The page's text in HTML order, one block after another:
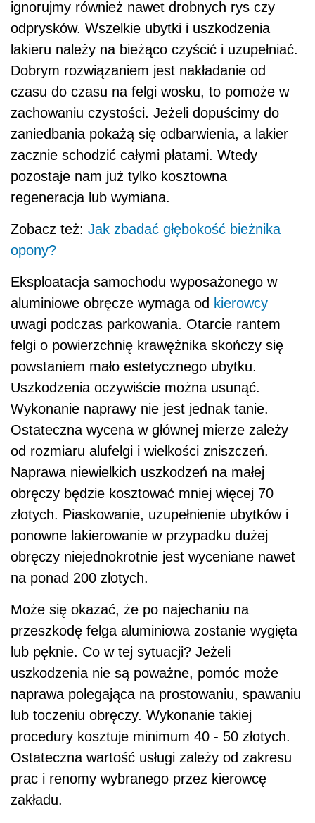
ignorujmy również nawet drobnych rys czy
odprysków. Wszelkie ubytki i uszkodzenia
lakieru należy na bieżąco czyścić i uzupełniać.
Dobrym rozwiązaniem jest nakładanie od
czasu do czasu na felgi wosku, to pomoże w
zachowaniu czystości. Jeżeli dopuścimy do
zaniedbania pokażą się odbarwienia, a lakier
zacznie schodzić całymi płatami. Wtedy
pozostaje nam już tylko kosztowna
regeneracja lub wymiana.
Zobacz też: Jak zbadać głębokość bieżnika
opony?
Eksploatacja samochodu wyposażonego w
aluminiowe obręcze wymaga od kierowcy
uwagi podczas parkowania. Otarcie rantem
felgi o powierzchnię krawężnika skończy się
powstaniem mało estetycznego ubytku.
Uszkodzenia oczywiście można usunąć.
Wykonanie naprawy nie jest jednak tanie.
Ostateczna wycena w głównej mierze zależy
od rozmiaru alufelgi i wielkości zniszczeń.
Naprawa niewielkich uszkodzeń na małej
obręczy będzie kosztować mniej więcej 70
złotych. Piaskowanie, uzupełnienie ubytków i
ponowne lakierowanie w przypadku dużej
obręczy niejednokrotnie jest wyceniane nawet
na ponad 200 złotych.
Może się okazać, że po najechaniu na
przeszkodę felga aluminiowa zostanie wygięta
lub pęknie. Co w tej sytuacji? Jeżeli
uszkodzenia nie są poważne, pomóc może
naprawa polegająca na prostowaniu, spawaniu
lub toczeniu obręczy. Wykonanie takiej
procedury kosztuje minimum 40 - 50 złotych.
Ostateczna wartość usługi zależy od zakresu
prac i renomy wybranego przez kierowcę
zakładu.